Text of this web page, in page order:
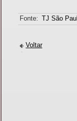
Fonte: TJ São
Voltar